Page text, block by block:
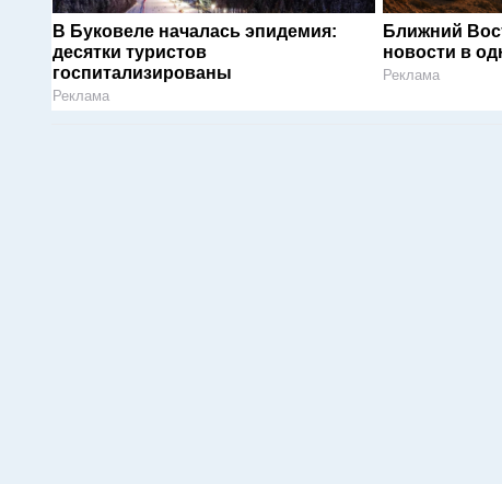
В Буковеле началась эпидемия:
десятки туристов
госпитализированы
Реклама
Ближний
новости в
Реклама